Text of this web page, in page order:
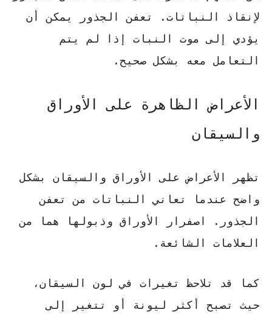
لإنقاذ النباتات. تعفن الجذور يمكن أن
يؤدي إلى موت النبات إذا لم يتم
التعامل معه بشكل صحيح.
الأعراض الظاهرة على الأوراق
والسيقان
تظهر الأعراض على الأوراق والسيقان بشكل
واضح عندما تعاني النباتات من تعفن
الجذور.
اصفرار الأوراق و ذبولها
هما من
العلامات الشائعة.
كما قد تلاحظ تغيرات في لون السيقان،
حيث تصبح أكثر ليونة أو تتغير إلى